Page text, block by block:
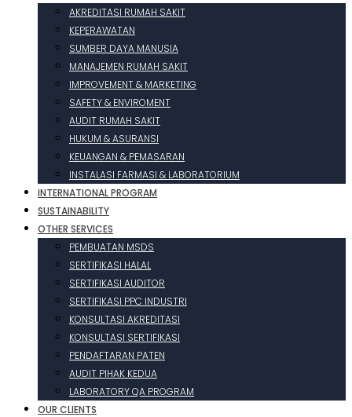
AKREDITASI RUMAH SAKIT
KEPERAWATAN
SUMBER DAYA MANUSIA
MANAJEMEN RUMAH SAKIT
IMPROVEMENT & MARKETING
SAFETY & ENVIROMENT
AUDIT RUMAH SAKIT
HUKUM & ASURANSI
KEUANGAN & PEMASARAN
INSTALASI FARMASI & LABORATORIUM
INTERNATIONAL PROGRAM
SUSTAINABILITY
OTHER SERVICES
PEMBUATAN MSDS
SERTIFIKASI HALAL
SERTIFIKASI AUDITOR
SERTIFIKASI PPC INDUSTRI
KONSULTASI AKREDITASI
KONSULTASI SERTIFIKASI
PENDAFTARAN PATEN
AUDIT PIHAK KEDUA
LABORATORY QA PROGRAM
OUR CLIENTS